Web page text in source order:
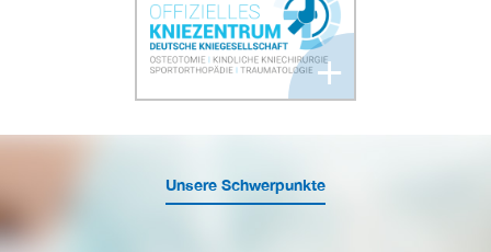
+
Unsere Schwerpunkte